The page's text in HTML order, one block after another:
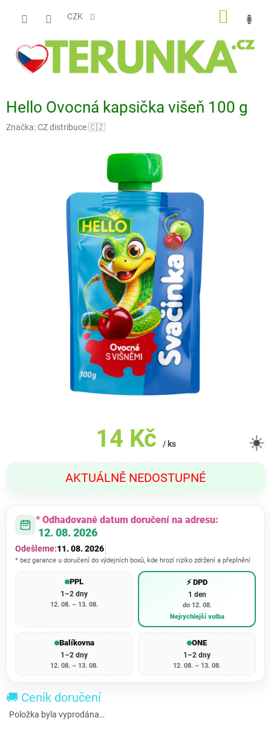
CZK
Hello Ovocná kapsička višeň 100 g
Značka:CZ distribuce 🇨🇿
14 Kč / ks
cena:
AKTUÁLNĚ NEDOSTUPNÉ
☀️
* Odhadované datum doručení na adresu:
12. 08. 2026
Odešleme:11. 08. 2026
* bez garance u doručení do výdejních boxů, kde hrozí riziko zdržení a přeplnění
PPL
1–2 dny
12. 08. – 13. 08.
⚡ DPD
1 den
do 12. 08.
Nejrychlejší volba
Balíkovna
1–2 dny
12. 08. – 13. 08.
ONE
1–2 dny
12. 08. – 13. 08.
🚚 Ceník doručení
Položka byla vyprodána…